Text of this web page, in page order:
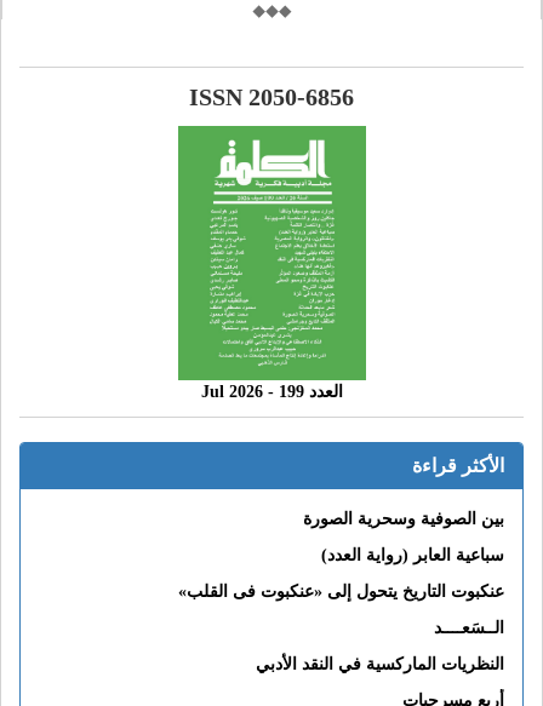
ISSN 2050-6856
العدد 199 - 2026 Jul
الأكثر قراءة
بين الصوفية وسحرية الصورة
سباعية العابر (رواية العدد)
عنكبوت التاريخ يتحول إلى «عنكبوت فى القلب»
الــسَعــــد
النظريات الماركسية في النقد الأدبي
أربع مسرحيات